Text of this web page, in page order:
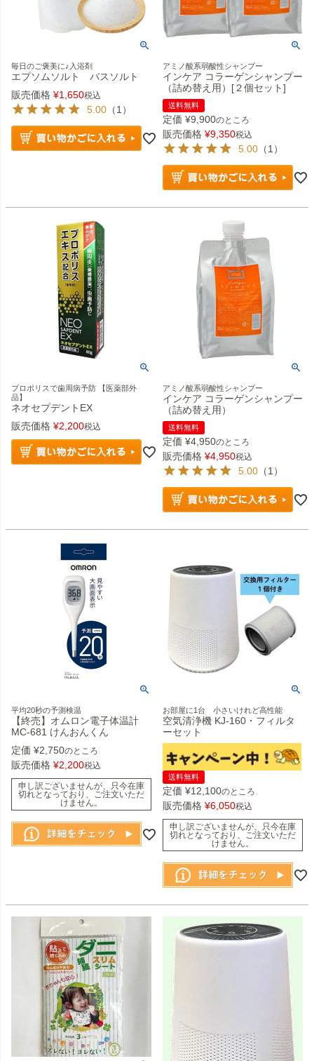
毎日のご褒美に♪入浴剤
エプソムソルト バスソルト
販売価格 ¥1,650税込
5.00 （1）
アミノ酸系弱酸性シャンプー
インケア コラーゲンシャンプー
（詰め替え用）[２個セット]
送料無料
定価 ¥9,900のところ
販売価格 ¥9,350税込
5.00 （1）
プロポリスで歯周病予防 【医薬部外
品】
ネオセプデントEX
販売価格 ¥2,200税込
アミノ酸系弱酸性シャンプー
インケア コラーゲンシャンプー
（詰め替え用）
送料無料
定価 ¥4,950のところ
販売価格 ¥4,950税込
5.00 （1）
平均20秒の予測検温
【終売】オムロン電子体温計
MC-681 けんおんくん
定価 ¥2,750のところ
販売価格 ¥2,200税込
申し訳ございませんが、只今在庫
切れとなっており、ご注文いただ
けません。
お部屋に1台 小さいけれど高性能
空気清浄機 KJ-160・フィルタ
ーセット
送料無料
定価 ¥12,100のところ
販売価格 ¥6,050税込
申し訳ございませんが、只今在庫
切れとなっており、ご注文いただ
けません。